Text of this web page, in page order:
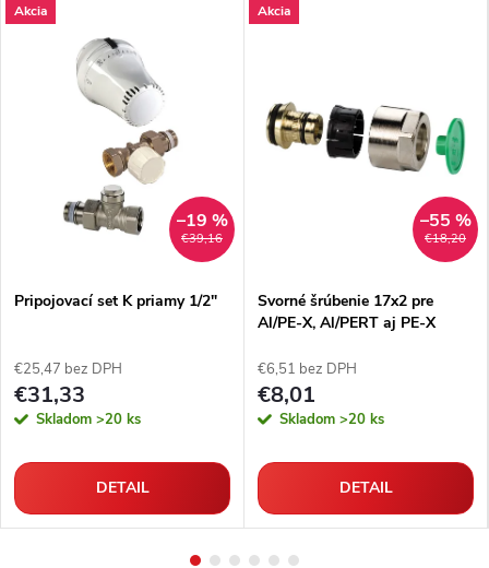
Akcia
€39,16
–19 %
Pripojovací set K priamy 1/2"
€25,47 bez DPH
€31,33
Skladom >20 ks
DETAIL
Akcia
€18,20
–55 %
Svorné šrúbenie 17x2 pre
Al/PE-X, Al/PERT aj PE-X
€6,51 bez DPH
€8,01
Skladom >20 ks
DETAIL